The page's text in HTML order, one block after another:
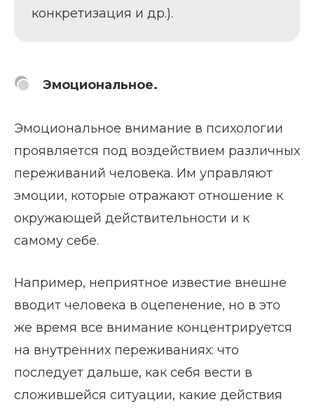
конкретизация и др.).
Эмоциональное.
Эмоциональное внимание в психологии
проявляется под воздействием различных
переживаний человека. Им управляют
эмоции, которые отражают отношение к
окружающей действительности и к
самому себе.
Например, неприятное известие внешне
вводит человека в оцепенение, но в это
же время все внимание концентрируется
на внутренних переживаниях: что
последует дальше, как себя вести в
сложившейся ситуации, какие действия